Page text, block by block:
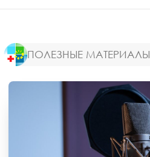
ПОЛЕЗНЫЕ МАТЕРИАЛЫ